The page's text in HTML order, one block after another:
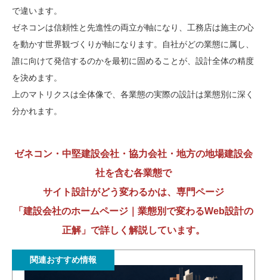
で違います。
ゼネコンは信頼性と先進性の両立が軸になり、工務店は施主の心
を動かす世界観づくりが軸になります。自社がどの業態に属し、
誰に向けて発信するのかを最初に固めることが、設計全体の精度
を決めます。
上のマトリクスは全体像で、各業態の実際の設計は業態別に深く
分かれます。
ゼネコン・中堅建設会社・協力会社・地方の地場建設会
社を含む各業態で
サイト設計がどう変わるかは、専門ページ
「建設会社のホームページ｜業態別で変わるWeb設計の
正解」で詳しく解説しています。
関連おすすめ情報